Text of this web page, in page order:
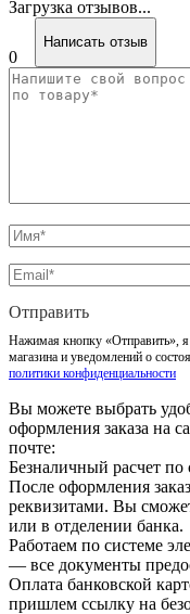
Загрузка отзывов...
0
Написать отзыв
Отправить
Нажимая кнопку «Отправить»,
магазина и уведомлений о
политики конфиденциальности
Вы можете выбрать
оформления заказа на
почте:
Безналичный расчет по
После оформления
реквизитами. Вы
или в отделении банка.
Работаем по системе
— все документы
Оплата банковской
пришлем ссылку на